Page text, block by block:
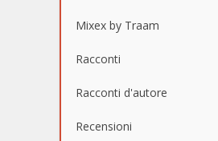
Mixex by Traam
Racconti
Racconti d'autore
Recensioni